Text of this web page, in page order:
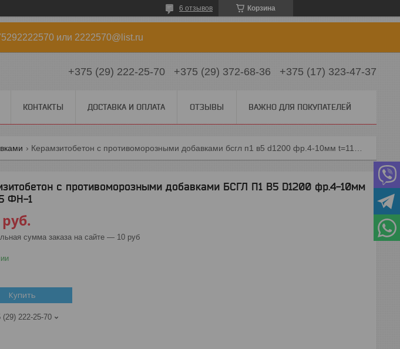
Корзина
6 отзывов
или 2222570@list.ru
+375 (29) 222-25-70 +375 (29) 372-68-36 +375 (17) 323-47-37
КОНТАКТЫ ДОСТАВКА И ОПЛАТА ОТЗЫВЫ ВАЖНО ДЛЯ ПОКУПАТЕЛЕЙ
с противоморозными добавками БСГЛ П1 В5 D1200 фр.4-10мм
ФН-1
руб.
сумма заказа на сайте — 10 руб
Купить
(29) 222-25-70